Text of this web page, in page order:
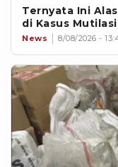
Ternyata Ini
di Kasus
News 8/08/2026 -